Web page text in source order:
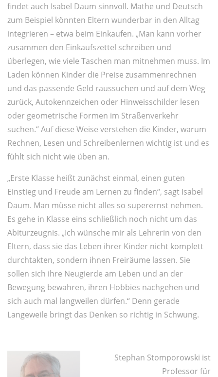
findet auch Isabel Daum sinnvoll. Mathe und Deutsch
zum Beispiel könnten Eltern wunderbar in den Alltag
integrieren – etwa beim Einkaufen. „Man kann vorher
zusammen den Einkaufszettel schreiben und
überlegen, wie viele Taschen man mitnehmen muss. Im
Laden können Kinder die Preise zusammenrechnen
und das passende Geld raussuchen und auf dem Weg
zurück, Autokennzeichen oder Hinweisschilder lesen
oder geometrische Formen im Straßenverkehr
suchen.“ Auf diese Weise verstehen die Kinder, warum
Rechnen, Lesen und Schreibenlernen wichtig ist und es
fühlt sich nicht wie üben an.
„Erste Klasse heißt zunächst einmal, einen guten
Einstieg und Freude am Lernen zu finden“, sagt Isabel
Daum. Man müsse nicht alles so superernst nehmen.
Es gehe in Klasse eins schließlich noch nicht um das
Abiturzeugnis. „Ich wünsche mir als Lehrerin von den
Eltern, dass sie das Leben ihrer Kinder nicht komplett
durchtakten, sondern ihnen Freiräume lassen. Sie
sollen sich ihre Neugierde am Leben und an der
Bewegung bewahren, ihren Hobbies nachgehen und
sich auch mal langweilen dürfen.“ Denn gerade
Langeweile bringt das Denken so richtig in Schwung.
Stephan Stomporowski ist
Professor für